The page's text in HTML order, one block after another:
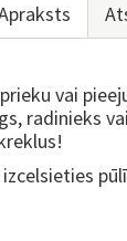
vai
radinieks